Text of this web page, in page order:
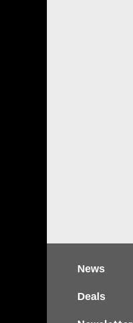
News
Deals